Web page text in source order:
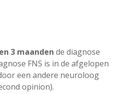
3 maanden de diagnose
FNS is in de afgelopen
een andere neuroloog
opinion).